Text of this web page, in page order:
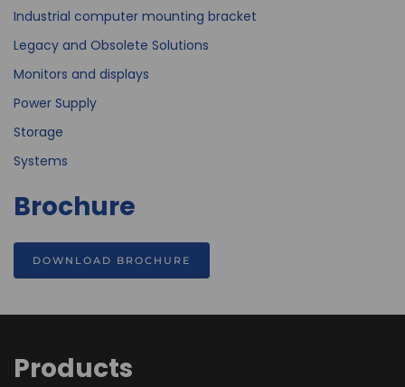
Industrial computer mounting bracket
Legacy and Obsolete Solutions
Monitors and displays
Power Supply
Storage
Systems
Brochure
DOWNLOAD BROCHURE
Products